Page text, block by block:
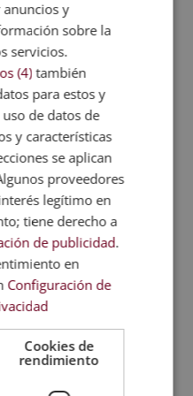
que tienen los
laboral tienen que ver
las dificultades en las
los compañeros de
los problemas de
cuando la empresa
de crear un buen
desarrollo común.
de
es importante
Y cada trabajador
armonizarse con el
este hecho, por
Pues bien,
también es una
humanos.
y
sobre la
servicios.
(4) también
para estos y
de datos de
y características
se aplican
proveedores
legítimo en
tiene derecho a
de publicidad.
en
Configuración de
Cookies de
rendimiento